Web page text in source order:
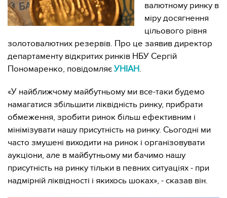
валютному ринку в
міру досягнення
цільового рівня
золотовалютних резервів. Про це заявив директор
департаменту відкритих ринків НБУ Сергій
Пономаренко, повідомляє УНІАН.
«У найближчому майбутньому ми все-таки будемо
намагатися збільшити ліквідність ринку, прибрати
обмеження, зробити ринок більш ефективним і
мінімізувати нашу присутність на ринку. Сьогодні ми
часто змушені виходити на ринок і організовувати
аукціони, але в майбутньому ми бачимо нашу
присутність на ринку тільки в певних ситуаціях - при
надмірній ліквідності і якихось шоках», - сказав він.